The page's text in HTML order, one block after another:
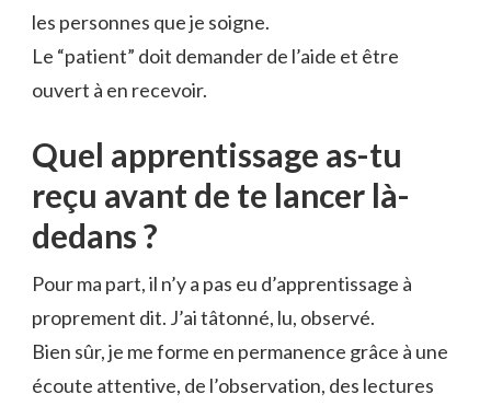
les personnes que je soigne.
Le “patient” doit demander de l’aide et être
ouvert à en recevoir.
Quel apprentissage as-tu
reçu avant de te lancer là-
dedans ?
Pour ma part, il n’y a pas eu d’apprentissage à
proprement dit. J’ai tâtonné, lu, observé.
Bien sûr, je me forme en permanence grâce à une
écoute attentive, de l’observation, des lectures